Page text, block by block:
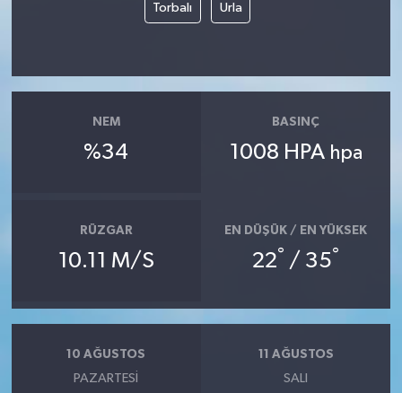
Torbalı Urla
NEM
%34
BASINÇ
1008 HPA hpa
RÜZGAR
10.11 M/S
EN DÜŞÜK / EN YÜKSEK
22° / 35°
10 AĞUSTOS
PAZARTESI
11 AĞUSTOS
SALI